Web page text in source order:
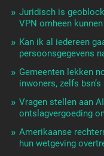
Juridisch is
VPN omheen kunnen
Kan ik al iedereen
persoonsgegevens
Gemeenten lekken
inwoners, zelfs bsn’s
Vragen stellen aan
ontslagvergoeding
Amerikaanse
hun wetgeving